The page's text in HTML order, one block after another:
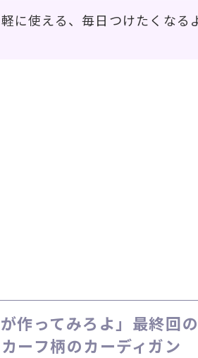
に使える、毎日つけたくなる
作ってみろよ」最終回
ーフ柄のカーディガン